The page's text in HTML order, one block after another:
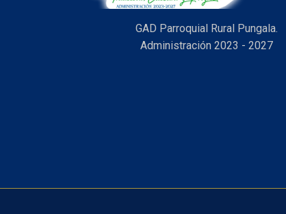
GAD Parroquial Rural Pungala.
Administración 2023 - 2027